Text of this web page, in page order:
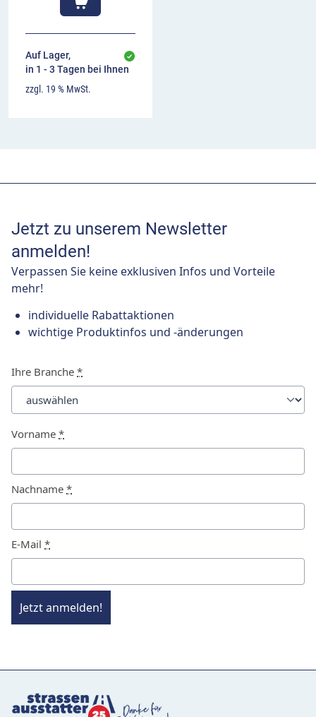
Auf Lager,
in 1 - 3 Tagen bei Ihnen
zzgl. 19 % MwSt.
Jetzt zu unserem Newsletter
anmelden!
Verpassen Sie keine exklusiven Infos und Vorteile
mehr!
individuelle Rabattaktionen
wichtige Produktinfos und -änderungen
Ihre Branche *
Vorname *
Nachname *
E-Mail *
Jetzt anmelden!